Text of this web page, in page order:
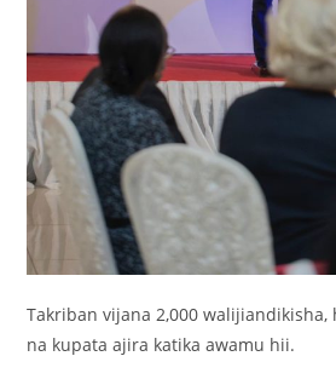
Takriban vijana 2,000 walijiandikisha,
na kupata ajira katika awamu hii.